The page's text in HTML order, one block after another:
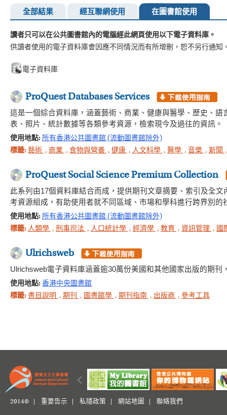
全部結果 經互聯網使用 在圖書館使用
讀者只可以在公共圖書館內的電腦經此網頁使用以下電子資料庫。
供讀者使用的電子資料庫會因應不同情況而有所增刪，恕不另行通知
電子資料庫
ProQuest Databases Services
這是一個綜合資料庫，涵蓋藝術、商業、健康與醫學、歷史、
表、照片、統計數據等各類參考資源，檢索現今及過往的資訊。
使用地點: 所有香港公共圖書館 (流動圖書館除外)
標籤: 藝術 , 商業 , 食物與營養 , 健康 , 人文科學 , 醫學 , 音樂 , 新聞
ProQuest Social Science Premium Collection
此系列由17個資料庫結合而成，提供期刊文章摘要、索引及全
考資源組成，有助使用者就不同區域、市場和學科進行跨界別的
使用地點: 所有香港公共圖書館 (流動圖書館除外)
標籤: 人類學 , 刑事司法 , 人口統計學 , 經濟學 , 教育 , 資訊管理 , 國
Ulrichsweb
Ulrichsweb電子資料庫涵蓋逾30萬份美國和其他國家出版的期
使用地點: 香港中央圖書館
標籤: 書目說明 , 期刊 , 圖書館學 , 期刊指南 , 出版商 , 參考工具
2014© | 重要告示 私隱政策 網站地圖 聯絡我們